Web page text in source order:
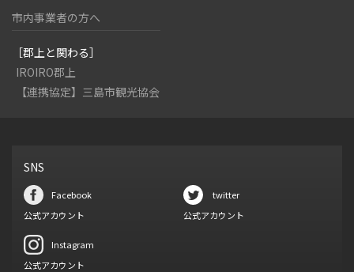
市内事業者の方へ
［郡上と関わる］
IROIRO郡上
【連携協定】三島市観光協会
SNS
Facebook
公式アカウント
twitter
公式アカウント
Instagram
公式アカウント